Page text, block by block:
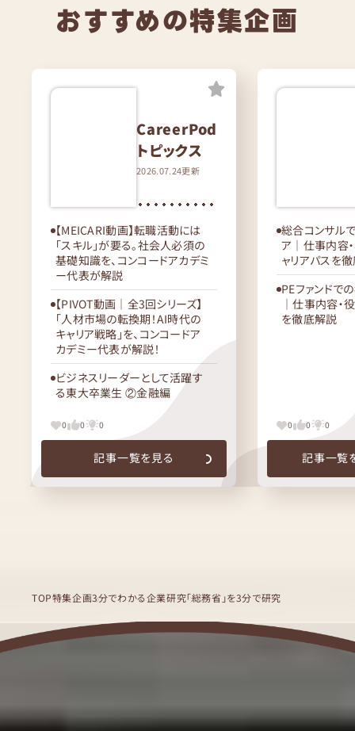
おすすめの特集企画
CareerPod
トピックス
2026.07.24更新
【MEICARI動画】転職活動には
「スキル」が要る。社会人必須の
基礎知識を、コンコードアカデミ
ー代表が解説
【PIVOT動画｜全3回シリーズ】
「人材市場の転換期！AI時代の
キャリア戦略」を、コンコードア
カデミー代表が解説！
ビジネスリーダーとして活躍す
る東大卒業生 ②金融編
0 0 0
記事一覧を見る
総合コンサル
ア｜仕事内容
ャリアパスを
PEファンドで
｜仕事内容・
を徹底解説
0 0 0
記事一覧
TOP特集企画3分でわかる企業研究「総務省」を3分で研究